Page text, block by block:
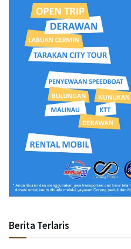
Berita Terlaris